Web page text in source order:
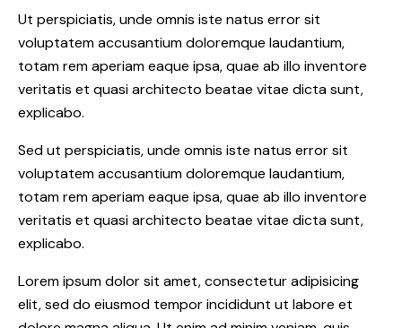
Ut perspiciatis, unde omnis iste natus error sit
voluptatem accusantium doloremque laudantium,
totam rem aperiam eaque ipsa, quae ab illo inventore
veritatis et quasi architecto beatae vitae dicta sunt,
explicabo.
Sed ut perspiciatis, unde omnis iste natus error sit
voluptatem accusantium doloremque laudantium,
totam rem aperiam eaque ipsa, quae ab illo inventore
veritatis et quasi architecto beatae vitae dicta sunt,
explicabo.
Lorem ipsum dolor sit amet, consectetur adipisicing
elit, sed do eiusmod tempor incididunt ut labore et